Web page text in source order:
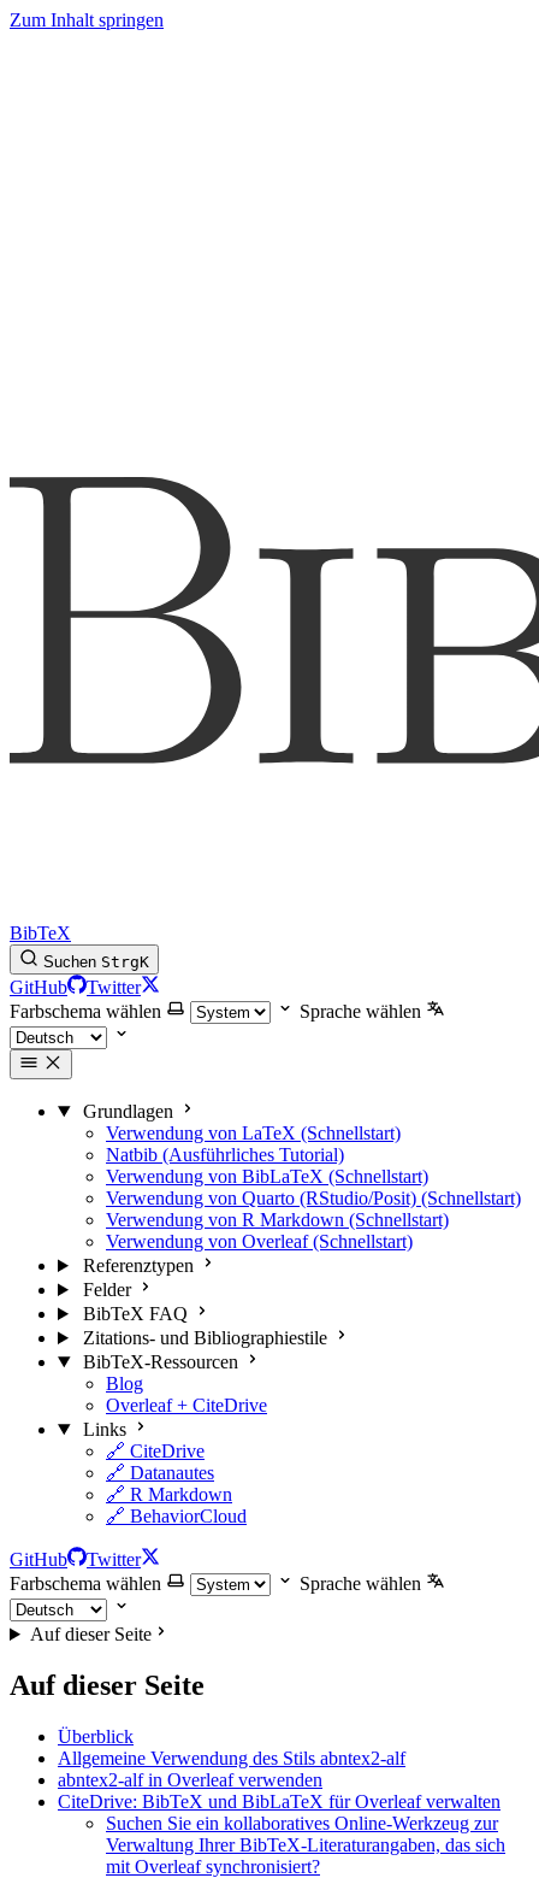
Zum Inhalt springen
BibTeX
Suchen StrgK
GitHub
Twitter
Farbschema wählen
Sprache wählen
Grundlagen
Verwendung von LaTeX (Schnellstart)
Natbib (Ausführliches Tutorial)
Verwendung von BibLaTeX (Schnellstart)
Verwendung von Quarto (RStudio/Posit) (Schnellstart)
Verwendung von R Markdown (Schnellstart)
Verwendung von Overleaf (Schnellstart)
Referenztypen
Felder
BibTeX FAQ
Zitations- und Bibliographiestile
BibTeX-Ressourcen
Blog
Overleaf + CiteDrive
Links
🔗 CiteDrive
🔗 Datanautes
🔗 R Markdown
🔗 BehaviorCloud
GitHub
Twitter
Farbschema wählen
Sprache wählen
Auf dieser Seite
Auf dieser Seite
Überblick
Allgemeine Verwendung des Stils abntex2-alf
abntex2-alf in Overleaf verwenden
CiteDrive: BibTeX und BibLaTeX für Overleaf verwalten
Suchen Sie ein kollaboratives Online-Werkzeug zur
Verwaltung Ihrer BibTeX-Literaturangaben, das sich
mit Overleaf synchronisiert?